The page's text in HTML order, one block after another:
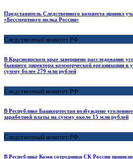
Представитель Следственного комитета принял
«Бессмертного полка России»
Следственный комитет РФ
В Красноярском крае завершено расследование
бывшего директора коммерческой организации в
сумму более 279 млн рублей
Следственный комитет РФ
В Республике Башкортостан возбуждено
заработной платы на сумму около 15 млн рублей
Следственный комитет РФ
В Республике Коми сотрудники СК России